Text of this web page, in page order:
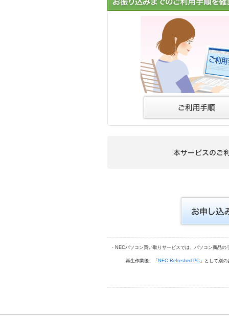
・NECパソコン買い取りサービスでは、パソコン商品
再生作業後、「 NEC Refreshed PC 」として別